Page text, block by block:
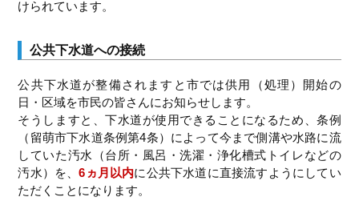
けられています。
公共下水道への接続
公共下水道が整備されますと市では供用（処理）開始の
日・区域を市民の皆さんにお知らせします。
そうしますと、下水道が使用できることになるため、条例
（留萌市下水道条例第4条）によって今まで側溝や水路に流
していた汚水（台所・風呂・洗濯・浄化槽式トイレなどの
汚水）を、6ヵ月以内に公共下水道に直接流すようにしてい
ただくことになります。